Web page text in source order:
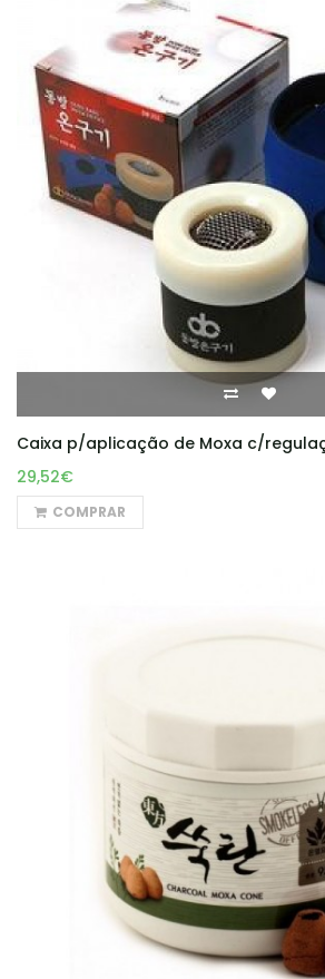
Caixa p/aplicação de Moxa c/
29,52€
COMPRAR